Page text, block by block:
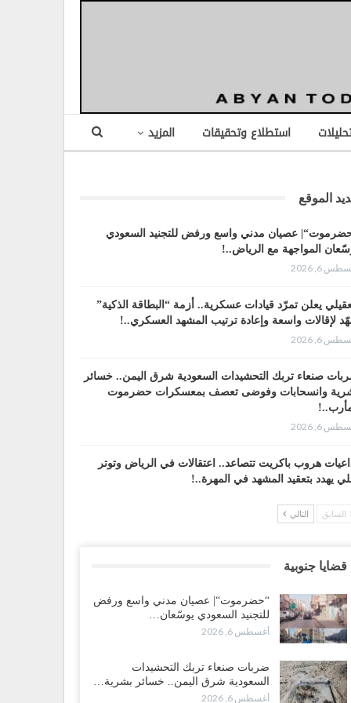
استطلاع وتحقيقات المزيد
الموقع
عصيان مدني واسع ورفض للتجنيد السعودي
المواجهة مع الرياض..!
6, 2026
يعلن تمرّد قيادات عسكرية.. أزمة “البطاقة الذكية”
لإقالات واسعة وإعادة ترتيب المشهد العسكري..!
6, 2026
صنعاء تربك التحشيدات السعودية شرق اليمن.. خسائر
وانسحابات وفوضى تعصف بمعسكرات حضرموت
6, 2026
هروب باكريت تتصاعد.. اعتقالات في الرياض وتوتر
يهدد بتعقيد المشهد في المهرة..!
6, 2026
الانتقالي يرفع التصعيد بالعصيان المدني.. ورسالة
للسعودية بشأن النفط..!
6, 2026
عرب جورنال: استقالة مدير مكتب العليمي.. هل
سلطة الرئاسي مرحلة التفكك المؤسسي..!
السابق التالي
قضايا جنوبية
“حضرموت“| عصيان مدني واسع ورفض
للتجنيد السعودي يوسّعان…
أغسطس 6, 2026
ضربات صنعاء تربك التحشيدات
السعودية شرق اليمن.. خسائر بشرية…
أغسطس 6, 2026